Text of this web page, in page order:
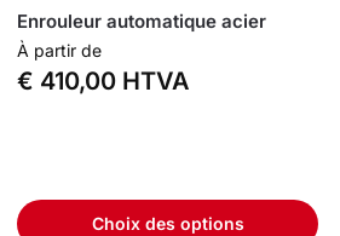
Enrouleur automatique acier
À partir de
€ 410,00 HTVA
Choix des options